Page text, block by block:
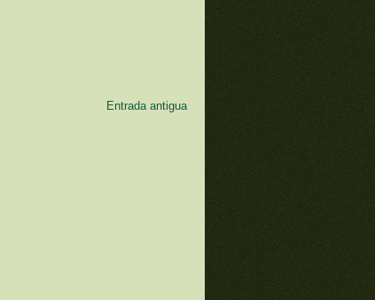
Entrada antigua